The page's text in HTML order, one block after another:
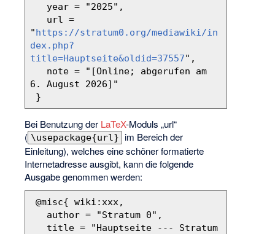
"https://stratum0.org/mediawiki/in
dex.php?
title=Hauptseite&oldid=37557",
6. August 2026]"
Bei Benutzung der LaTeX-Moduls „url“
( \usepackage{url}
im Bereich der
Einleitung), welches eine schöner formatierte
Internetadresse ausgibt, kann die folgende
Ausgabe genommen werden: